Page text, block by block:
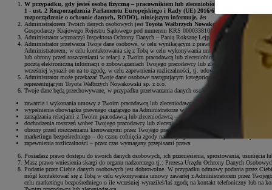
W przypadku, gdy jesteś osobą fizyczną – pracownikiem lub zleceniobiorcą kontrahenta
1 - ust. 2 Rozporządzenia Parlamentu Europejskiego i Rady (UE) 2016/679 z dnia 27
rozporządzenie o ochronie danych, RODO), niniejszym informuje, że:
Administratorem Twoich danych osobowych jest Toyota Wałbrzych Nowakowski sp. z o.o. z
Gospodarczy Krajowego Rejestru Sądowego pod numerem KRS 0000338101 (dalej:
Administrator
Administrator wyznaczył Inspektora Ochrony Danych – Panią Roksanę Lejpamer, z którym można
Administrator przetwarza Twoje dane osobowe, w celu wynikającym z prawnie uzasadnionych
Administratorem, w celu kontaktowania się z Tobą w celu wykonywania umowy zawartej z
lub obrony przed roszczeniami w relacji z Twoim pracodawcą lub zleceniobiorcą, w celu zarządzania
pocztą elektroniczną informacji o zobowiązaniach Twojego pracodawcy lub zleceniodawcy wobec
wcześniej wyraził on na to zgodę, w celu zapewnienia rozliczalności, tj. udowodnienia
Administrator może przekazać Twoje dane osobowe następującym kategoriom odbiorców:
reprezentującym Toyota Wałbrzych Nowakowski sp. z o.o.
Twoje dane będą przechowywane, w przypadku przetwarzania danych osobowych w celu:
zawarcia i wykonania umowy z Twoim pracodawcą lub zleceniodawcą – do upływu okresu
wypełnienia obowiązku prawnego ciążącego na Administratorze w relacji z Twoim pracodawcą lub
zarządzania relacjami z Twoim pracodawcą lub zleceniodawcą – tak długo jak Twój pracodawca
dochodzenia roszczeń wobec Twojego pracodawcy lub zleceniodawcy – do momentu
obrony przed roszczeniami kierowanymi przez Twojego pracodawcę lub zleceniodawcę – do
marketingu bezpośredniego – do czasu cofnięcia zgody na otrzymywanie informacji handlowych w
zapewnienia rozliczalności – przez czas wymagany przepisami prawa.
Posiadasz prawo dostępu do swoich danych osobowych, ich przeniesienia, sprostowania, usunięcia
Masz prawo wniesienia skargi do organu nadzorczego tj.: Prezesa Urzędu Ochrony Danych
Podanie przez Ciebie danych osobowych jest dobrowolne. W przypadku odmowy podania przez
mógł kontaktować się z Tobą w celu wykonywania umowy zawartej z Administratorem przez
celu marketingu bezpośredniego o ile wcześniej wyraziłeś/łaś zgodę na kontakt telefoniczny lub